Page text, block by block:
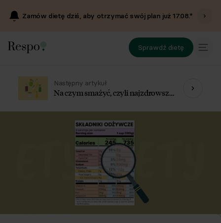
Zamów dietę dziś, aby otrzymać swój plan już17.08.*
Sprawdź dietę
Następny artykuł
Na czym smażyć, czyli najzdrowsze